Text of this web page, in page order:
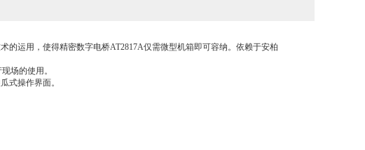
的运用，使得精密数字电桥AT2817A仅需微型机箱即可容纳。依赖于安柏
场的使用。
式操作界面。